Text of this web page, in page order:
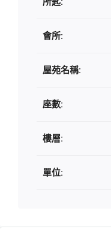
會所:
屋苑名稱:
座數:
樓層:
單位: